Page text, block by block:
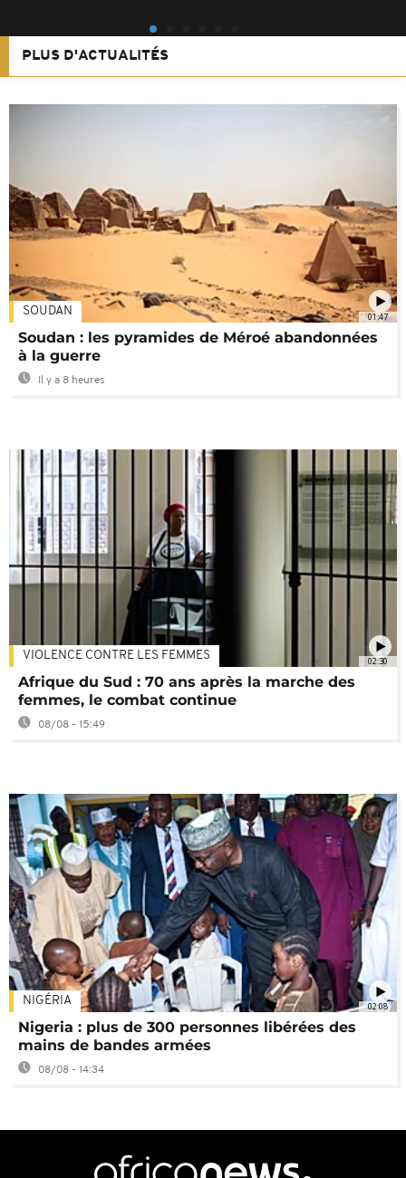
PLUS D'ACTUALITÉS
01:47
SOUDAN
Soudan : les pyramides de Méroé abandonnées
à la guerre
Il y a 8 heures
02:30
VIOLENCE CONTRE LES FEMMES
Afrique du Sud : 70 ans après la marche des
femmes, le combat continue
08/08 - 15:49
02:08
NIGÉRIA
Nigeria : plus de 300 personnes libérées des
mains de bandes armées
08/08 - 14:34